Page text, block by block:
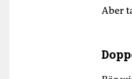
Aber